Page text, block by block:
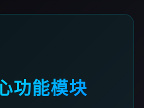
功能模块